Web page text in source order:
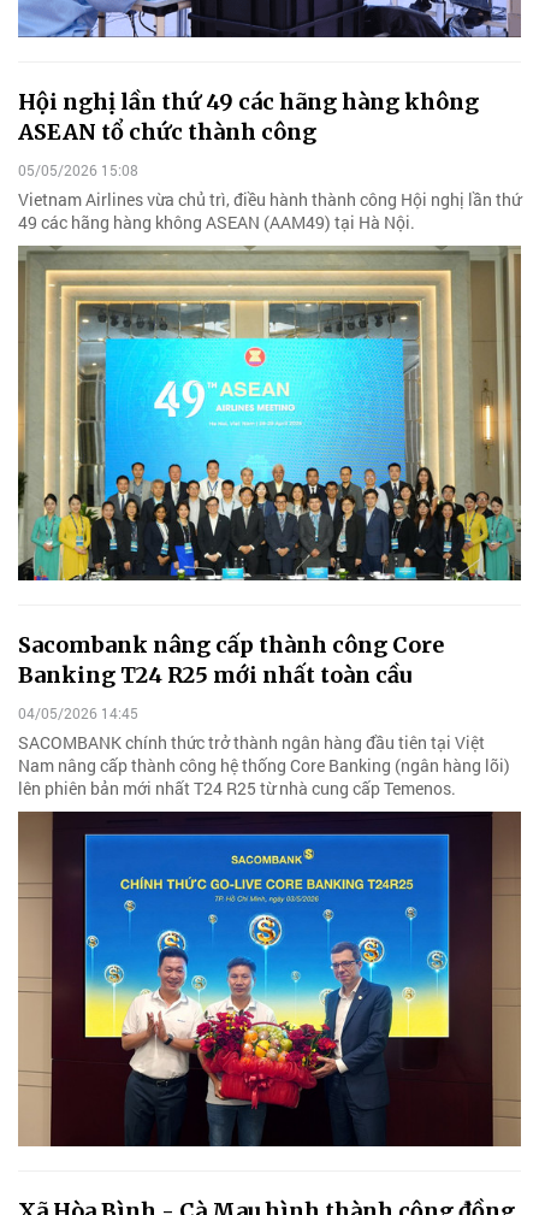
Hội nghị lần thứ 49 các hãng hàng không
ASEAN tổ chức thành công
05/05/2026 15:08
Vietnam Airlines vừa chủ trì, điều hành thành công Hội nghị lần thứ
49 các hãng hàng không ASEAN (AAM49) tại Hà Nội.
Sacombank nâng cấp thành công Core
Banking T24 R25 mới nhất toàn cầu
04/05/2026 14:45
SACOMBANK chính thức trở thành ngân hàng đầu tiên tại Việt
Nam nâng cấp thành công hệ thống Core Banking (ngân hàng lõi)
lên phiên bản mới nhất T24 R25 từ nhà cung cấp Temenos.